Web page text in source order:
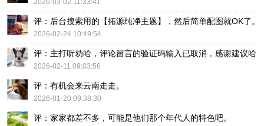
2026-03-02 11:33:41
评：后台搜索用的【拓源纯净主题】，然后简单配图就OK了。
2026-02-24 10:49:54
评：主打听劝哈，评论留言的验证码输入已取消，感谢建议哈！
2026-02-11 09:03:56
评：有机会来云南走走。
2026-01-20 09:38:30
评：家家都差不多，可能是他们那个年代人的特色吧。